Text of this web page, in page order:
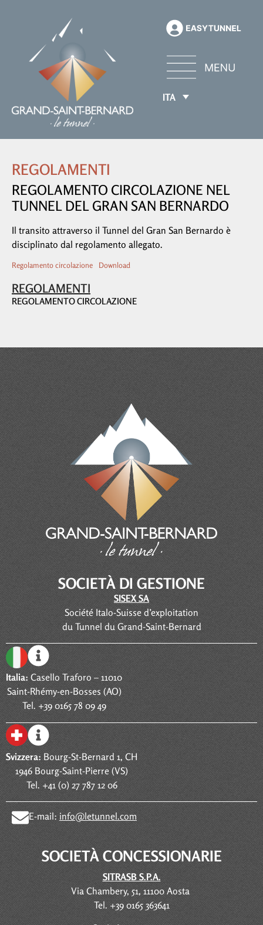
ITA
REGOLAMENTI
REGOLAMENTO CIRCOLAZIONE
REGOLAMENTI
REGOLAMENTO CIRCOLAZIONE NEL
TUNNEL DEL GRAN SAN BERNARDO
Il transito attraverso il Tunnel del Gran San Bernardo è
disciplinato dal regolamento allegato.
Regolamento circolazione Download
SOCIETÀ DI GESTIONE
SISEX SA
Société Italo-Suisse d’exploitation
du Tunnel du Grand-Saint-Bernard
Italia: Casello Traforo – 11010
Saint-Rhémy-en-Bosses (AO)
Tel. +39 0165 78 09 49
Svizzera: Bourg-St-Bernard 1, CH
1946 Bourg-Saint-Pierre (VS)
Tel. +41 (0) 27 787 12 06
E-mail: info@letunnel.com
SOCIETÀ CONCESSIONARIE
SITRASB S.P.A.
Via Chambery, 51, 11100 Aosta
Tel. +39 0165 363641